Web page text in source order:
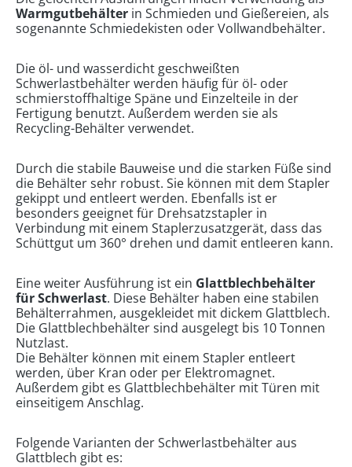
Warmgutbehälter in Schmieden und Gießereien, als
sogenannte Schmiedekisten oder Vollwandbehälter.
Die öl- und wasserdicht geschweißten
Schwerlastbehälter werden häufig für öl- oder
schmierstoffhaltige Späne und Einzelteile in der
Fertigung benutzt. Außerdem werden sie als
Recycling-Behälter verwendet.
Durch die stabile Bauweise und die starken Füße sind
die Behälter sehr robust. Sie können mit dem Stapler
gekippt und entleert werden. Ebenfalls ist er
besonders geeignet für Drehsatzstapler in
Verbindung mit einem Staplerzusatzgerät, dass das
Schüttgut um 360° drehen und damit entleeren kann.
Eine weiter Ausführung ist ein Glattblechbehälter
für Schwerlast. Diese Behälter haben eine stabilen
Behälterrahmen, ausgekleidet mit dickem Glattblech.
Die Glattblechbehälter sind ausgelegt bis 10 Tonnen
Nutzlast.
Die Behälter können mit einem Stapler entleert
werden, über Kran oder per Elektromagnet.
Außerdem gibt es Glattblechbehälter mit Türen mit
einseitigem Anschlag.
Folgende Varianten der Schwerlastbehälter aus
Glattblech gibt es: